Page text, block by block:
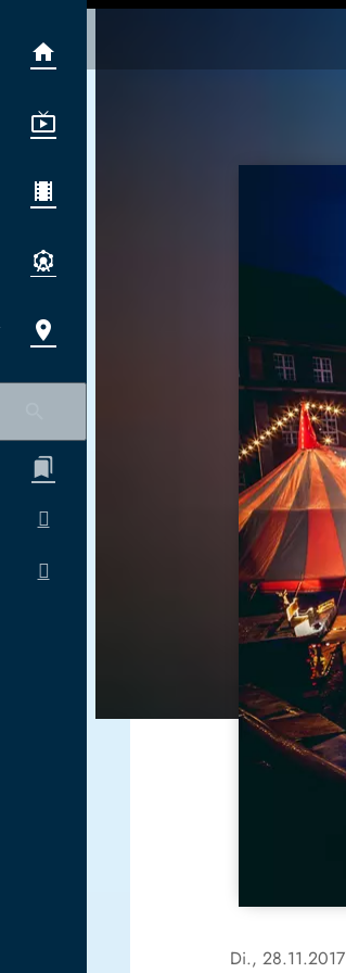
Di., 28.11.2017